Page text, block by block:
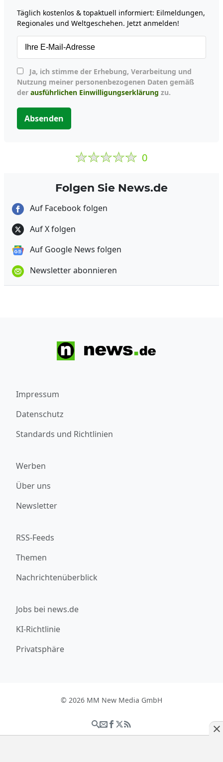
Täglich kostenlos & topaktuell informiert: Eilmeldungen,
Regionales und Weltgeschehen. Jetzt anmelden!
Nutzung meiner personenbezogenen Daten gemäß
der ausführlichen Einwilligungserklärung zu.
Absenden
0
Folgen Sie News.de
Auf Facebook folgen
Auf X folgen
Auf Google News folgen
Newsletter abonnieren
Impressum
Datenschutz
Standards und Richtlinien
Werben
Über uns
Newsletter
RSS-Feeds
Themen
Nachrichtenüberblick
Jobs bei news.de
KI-Richtlinie
Privatsphäre
© 2026 MM New Media GmbH